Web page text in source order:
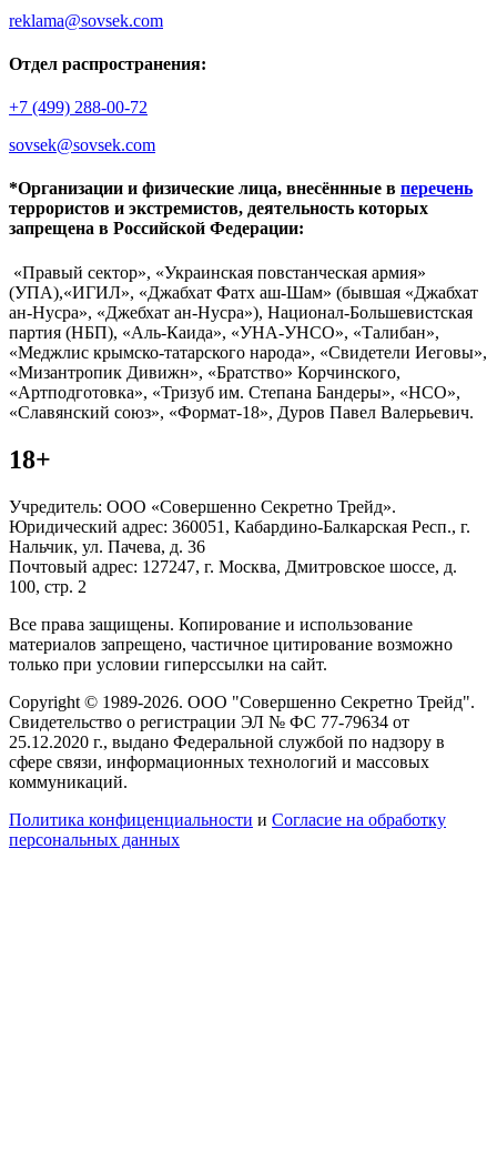
reklama@sovsek.com
Отдел распространения:
+7 (499) 288-00-72
sovsek@sovsek.com
*Организации и физические лица, внесённные в перечень
террористов и экстремистов, деятельность которых
запрещена в Российской Федерации:
«Правый сектор», «Украинская повстанческая армия»
(УПА),«ИГИЛ», «Джабхат Фатх аш-Шам» (бывшая «Джабхат
ан-Нусра», «Джебхат ан-Нусра»), Национал-Большевистская
партия (НБП), «Аль-Каида», «УНА-УНСО», «Талибан»,
«Меджлис крымско-татарского народа», «Свидетели Иеговы»,
«Мизантропик Дивижн», «Братство» Корчинского,
«Артподготовка», «Тризуб им. Степана Бандеры», «НСО»,
«Славянский союз», «Формат-18», Дуров Павел Валерьевич.
18+
Учредитель: ООО «Совершенно Секретно Трейд».
Юридический адрес: 360051, Кабардино-Балкарская Респ., г.
Нальчик, ул. Пачева, д. 36
Почтовый адрес: 127247, г. Москва, Дмитровское шоссе, д.
100, стр. 2
Все права защищены. Копирование и использование
материалов запрещено, частичное цитирование возможно
только при условии гиперссылки на сайт.
Copyright © 1989-2026. ООО "Совершенно Секретно Трейд".
Свидетельство о регистрации ЭЛ № ФС 77-79634 от
25.12.2020 г., выдано Федеральной службой по надзору в
сфере связи, информационных технологий и массовых
коммуникаций.
Политика конфиценциальности и Согласие на обработку
персональных данных